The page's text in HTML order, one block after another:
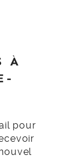
À
pour